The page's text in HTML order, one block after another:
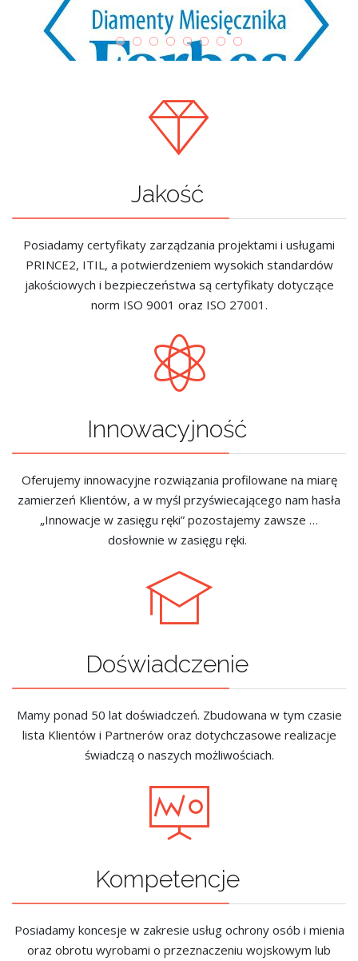
Jakość
Posiadamy certyfikaty zarządzania projektami i usługami
PRINCE2, ITIL, a potwierdzeniem wysokich standardów
jakościowych i bezpieczeństwa są certyfikaty dotyczące
norm ISO 9001 oraz ISO 27001.
Innowacyjność
Oferujemy innowacyjne rozwiązania profilowane na miarę
zamierzeń Klientów, a w myśl przyświecającego nam hasła
„Innowacje w zasięgu ręki” pozostajemy zawsze …
dosłownie w zasięgu ręki.
Doświadczenie
Mamy ponad 50 lat doświadczeń. Zbudowana w tym czasie
lista Klientów i Partnerów oraz dotychczasowe realizacje
świadczą o naszych możliwościach.
Kompetencje
Posiadamy koncesje w zakresie usług ochrony osób i mienia
oraz obrotu wyrobami o przeznaczeniu wojskowym lub